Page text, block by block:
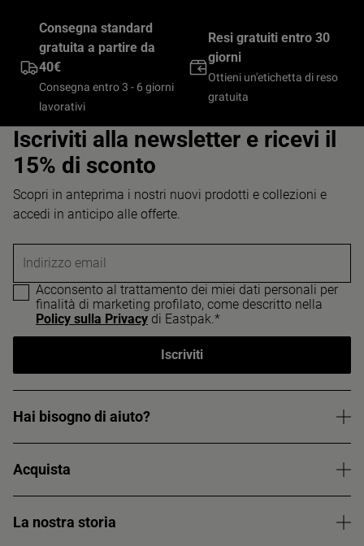
Consegna standard
gratuita a partire da
40€
Consegna entro 3 - 6 giorni
lavorativi
Resi gratuiti entro 30
giorni
Ottieni un'etichetta di reso
gratuita
Iscriviti alla newsletter e ricevi il
15% di sconto
Scopri in anteprima i nostri nuovi prodotti e collezioni e
accedi in anticipo alle offerte.
Indirizzo email
Acconsento al trattamento dei miei dati personali per
finalità di marketing profilato, come descritto nella
Policy sulla Privacy di Eastpak.*
Iscriviti
Hai bisogno di aiuto?
Acquista
La nostra storia